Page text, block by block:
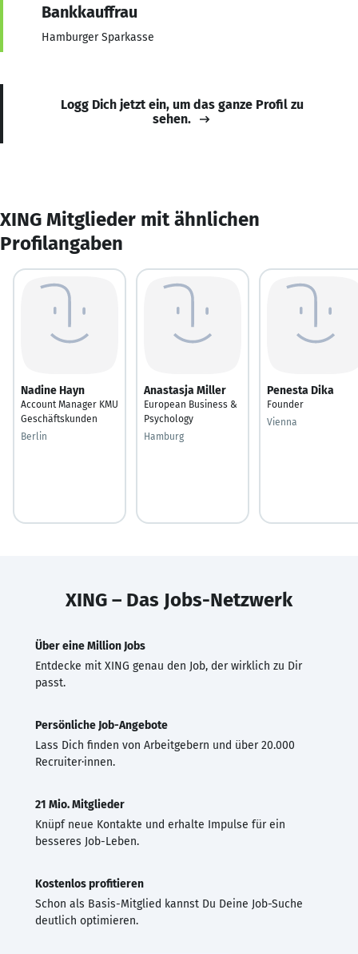
Bankkauffrau
Hamburger Sparkasse
Logg Dich jetzt ein, um das ganze Profil zu
sehen.
XING Mitglieder mit ähnlichen
Profilangaben
Nadine Hayn
Account Manager KMU
Geschäftskunden
Berlin
Anastasja Miller
European Business &
Psychology
Hamburg
Penesta Dika
Founder
Vienna
XING – Das Jobs-Netzwerk
Über eine Million Jobs
Entdecke mit XING genau den Job, der wirklich zu Dir
passt.
Persönliche Job-Angebote
Lass Dich finden von Arbeitgebern und über 20.000
Recruiter·innen.
21 Mio. Mitglieder
Knüpf neue Kontakte und erhalte Impulse für ein
besseres Job-Leben.
Kostenlos profitieren
Schon als Basis-Mitglied kannst Du Deine Job-Suche
deutlich optimieren.